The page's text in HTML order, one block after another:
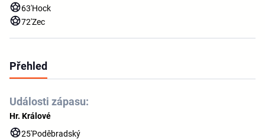
63'Hock
72'Zec
Přehled
Události zápasu:
Hr. Králové
25'Poděbradský